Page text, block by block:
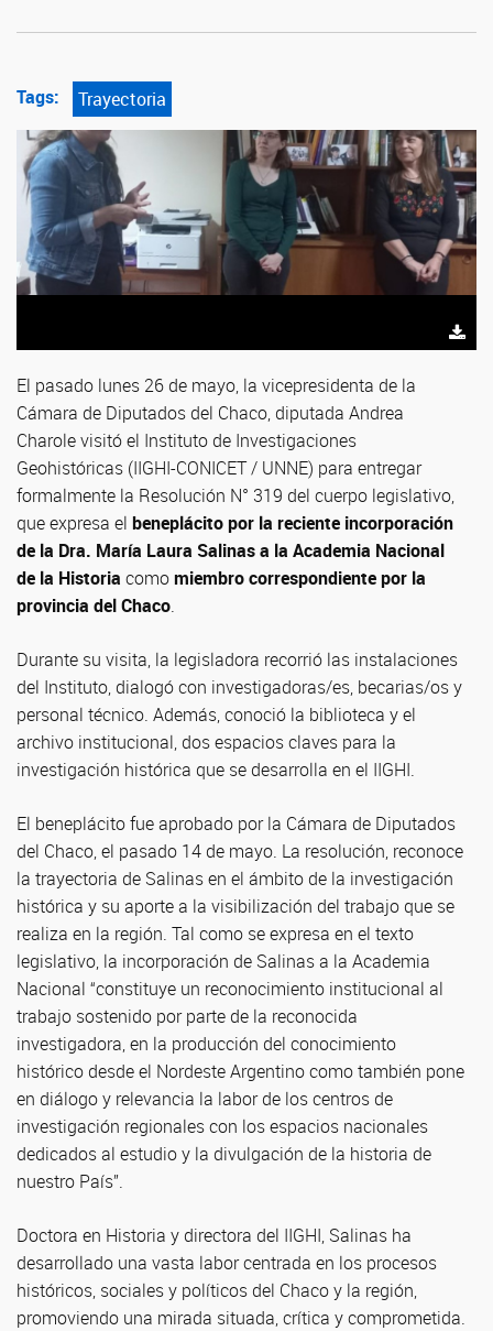
Tags: Trayectoria
El pasado lunes 26 de mayo, la vicepresidenta de la
Cámara de Diputados del Chaco, diputada Andrea
Charole visitó el Instituto de Investigaciones
Geohistóricas (IIGHI-CONICET / UNNE) para entregar
formalmente la Resolución N° 319 del cuerpo legislativo,
que expresa el beneplácito por la reciente incorporación
de la Dra. María Laura Salinas a la Academia Nacional
de la Historia comomiembro correspondiente por la
provincia del Chaco.
Durante su visita, la legisladora recorrió las instalaciones
del Instituto, dialogó con investigadoras/es, becarias/os y
personal técnico. Además, conoció la biblioteca y el
archivo institucional, dos espacios claves para la
investigación histórica que se desarrolla en el IIGHI.
El beneplácito fue aprobado por la Cámara de Diputados
del Chaco, el pasado 14 de mayo. La resolución, reconoce
la trayectoria de Salinas en el ámbito de la investigación
histórica y su aporte a la visibilización del trabajo que se
realiza en la región. Tal como se expresa en el texto
legislativo, la incorporación de Salinas a la Academia
Nacional “constituye un reconocimiento institucional al
trabajo sostenido por parte de la reconocida
investigadora, en la producción del conocimiento
histórico desde el Nordeste Argentino como también pone
en diálogo y relevancia la labor de los centros de
investigación regionales con los espacios nacionales
dedicados al estudio y la divulgación de la historia de
nuestro País”.
Doctora en Historia y directora del IIGHI, Salinas ha
desarrollado una vasta labor centrada en los procesos
históricos, sociales y políticos del Chaco y la región,
promoviendo una mirada situada, crítica y comprometida.